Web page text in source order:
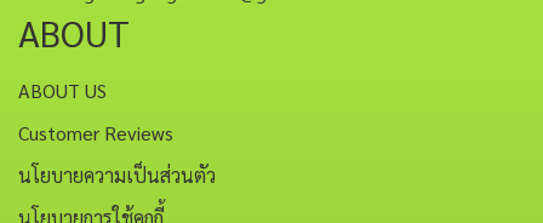
ABOUT
ABOUT US
Customer Reviews
นโยบายความเป็นส่วนตัว
นโยบายการใช้คุกกี้